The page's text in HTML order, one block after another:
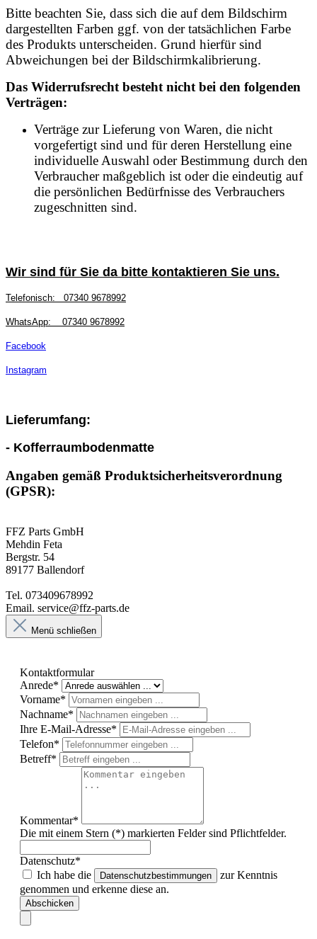
Bitte beachten Sie, dass sich die auf dem Bildschirm
dargestellten Farben ggf. von der tatsächlichen Farbe
des Produkts unterscheiden. Grund hierfür sind
Abweichungen bei der Bildschirmkalibrierung.
Das Widerrufsrecht besteht nicht bei den folgenden
Verträgen:
Verträge zur Lieferung von Waren, die nicht
vorgefertigt sind und für deren Herstellung eine
individuelle Auswahl oder Bestimmung durch den
Verbraucher maßgeblich ist oder die eindeutig auf
die persönlichen Bedürfnisse des Verbrauchers
zugeschnitten sind.
Wir sind für Sie da bitte kontaktieren Sie uns.
Telefonisch: 07340 9678992
WhatsApp: 07340 9678992
Facebook
Instagram
Lieferumfang:
- Kofferraumbodenmatte
Angaben gemäß Produktsicherheitsverordnung
(GPSR):
FFZ Parts GmbH
Mehdin Feta
Bergstr. 54
89177 Ballendorf
Tel. 073409678992
Email. service@ffz-parts.de
Menü schließen
Kontaktformular
Anrede*
Vorname*
Nachname*
Ihre E-Mail-Adresse*
Telefon*
Betreff*
Kommentar*
Die mit einem Stern (*) markierten Felder sind Pflichtfelder.
Datenschutz*
Ich habe die
Datenschutzbestimmungen
zur Kenntnis
genommen und erkenne diese an.
Abschicken